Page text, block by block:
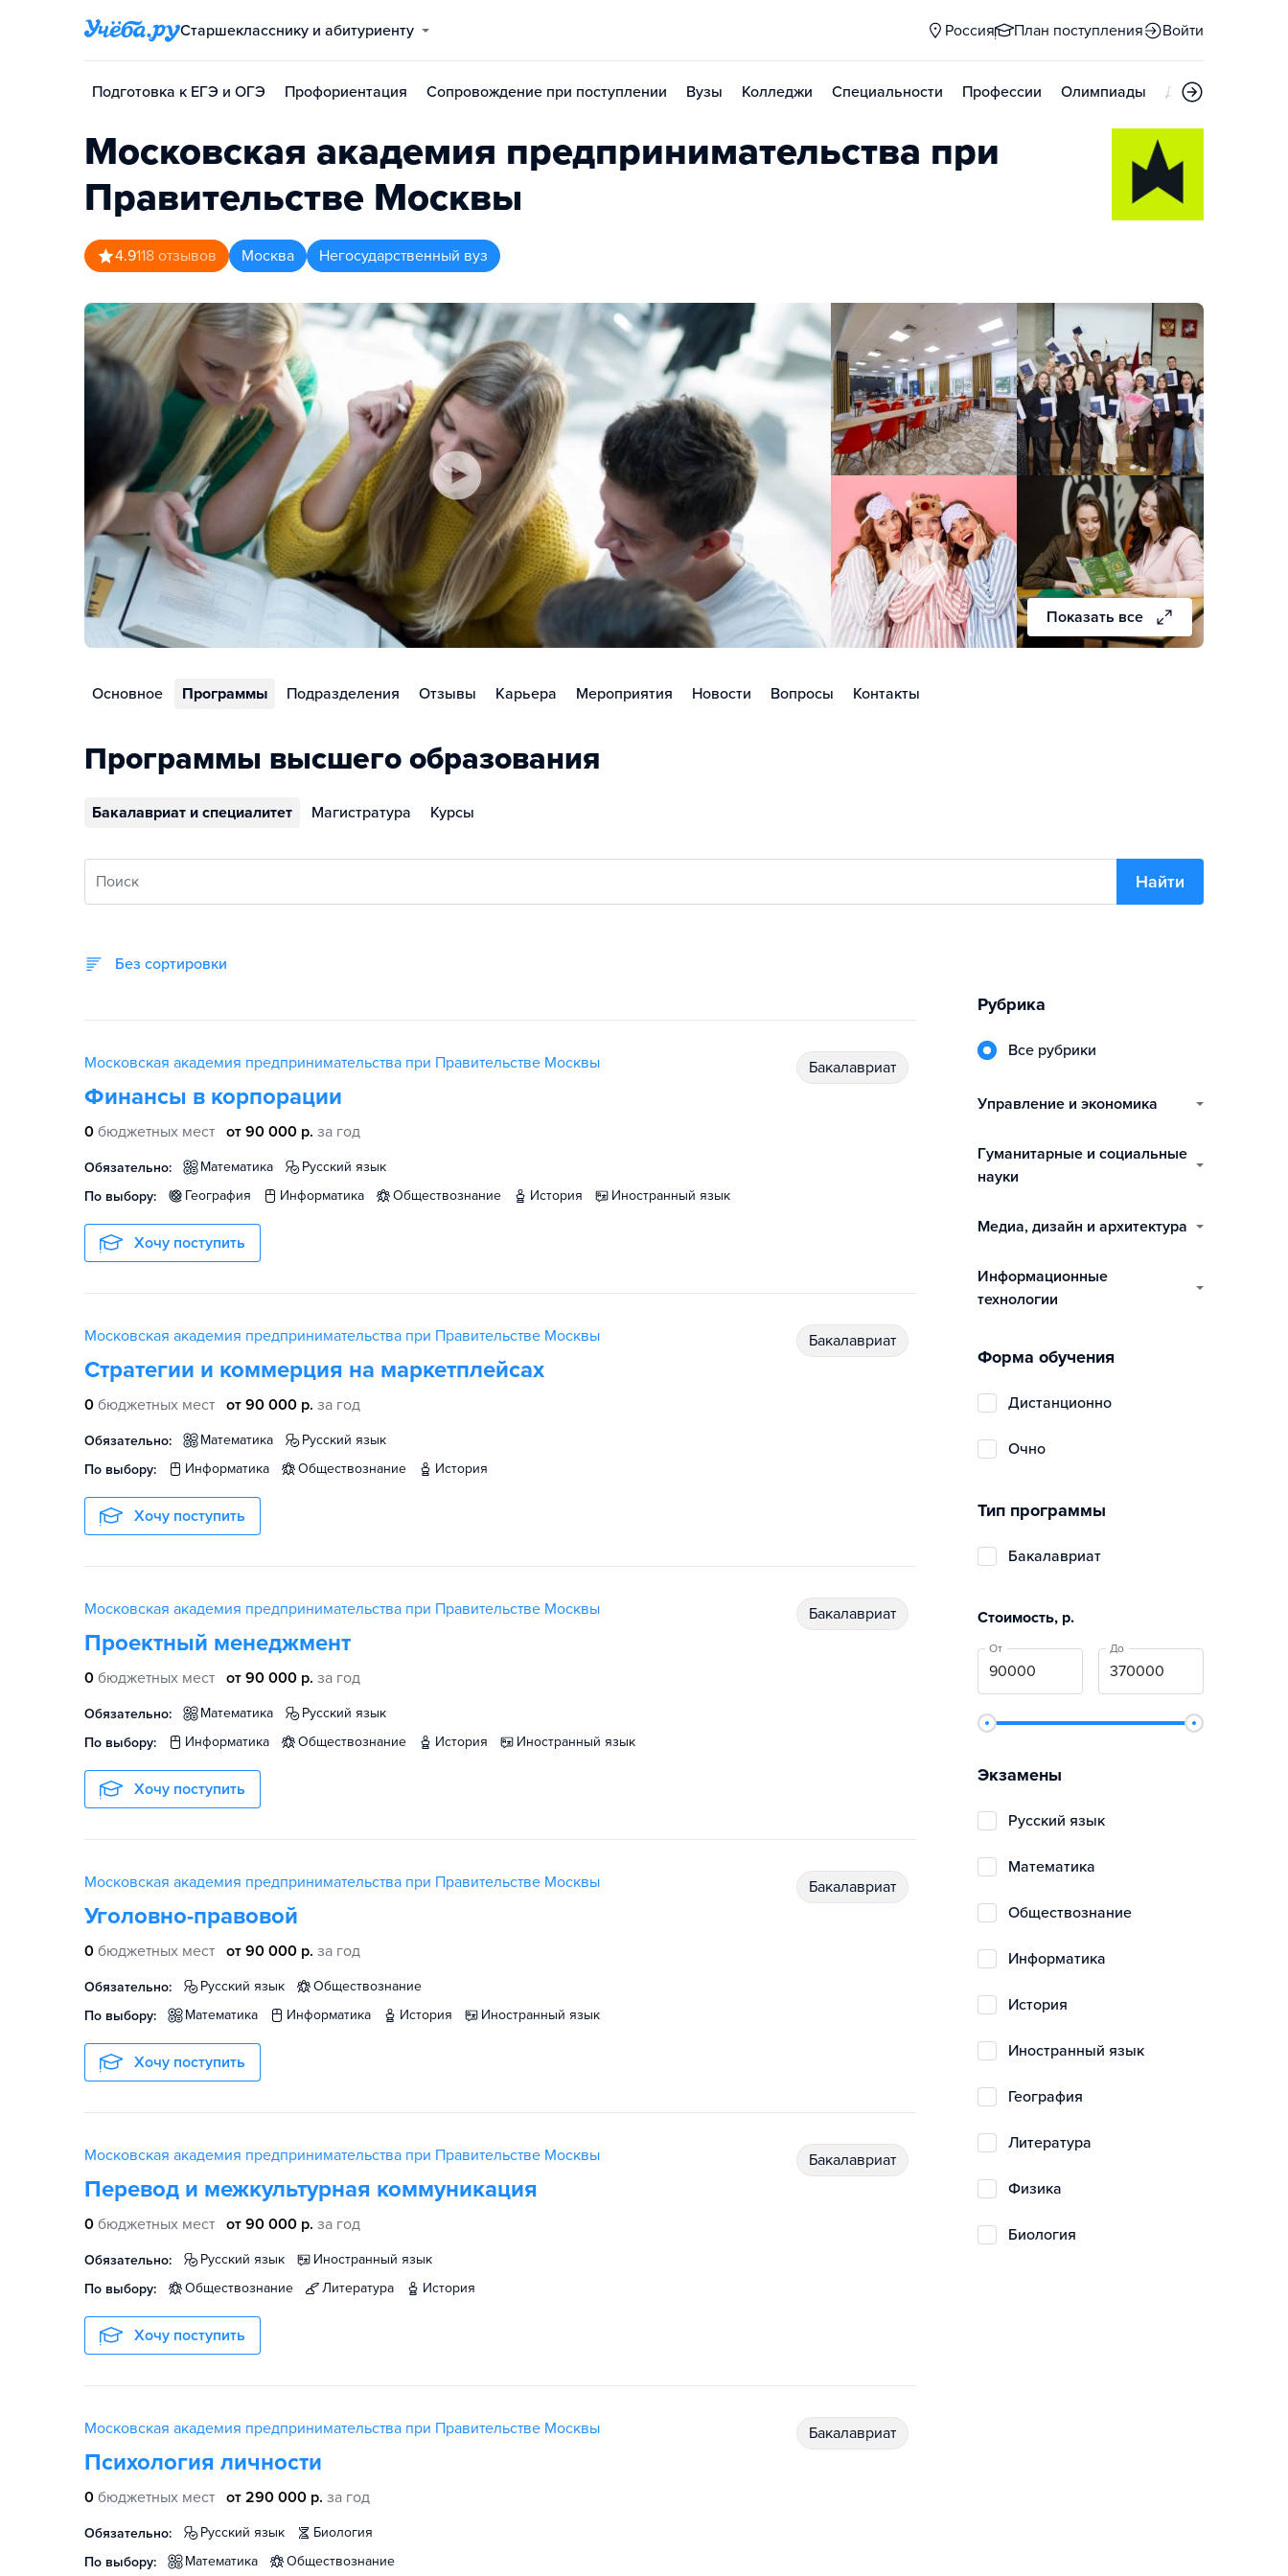
Старшекласснику и абитуриенту Россия План поступления Войти
Подготовка к ЕГЭ и ОГЭ Профориентация Сопровождение при поступлении Вузы Колледжи Специальности Профессии Олимпиады Дни открытых
Московская академия предпринимательства при
Правительстве Москвы
4.9118 отзывов Москва Негосударственный вуз
Показать все
Основное Программы Подразделения Отзывы Карьера Мероприятия Новости Вопросы Контакты
Программы высшего образования
Бакалавриат и специалитет Магистратура Курсы
Поиск Найти
Без сортировки
Московская академия предпринимательства при Правительстве Москвы
Финансы в корпорации
0 бюджетных мест от 90 000 р. за год
Обязательно: математика
русский язык
По выбору:
география информатика обществознание история иностранный язык
Хочу поступить
бакалавриат
Московская академия предпринимательства при Правительстве Москвы
Стратегии и коммерция на маркетплейсах
0 бюджетных мест от 90 000 р. за год
Обязательно: математика
русский язык
По выбору:
информатика обществознание история
Хочу поступить
бакалавриат
Московская академия предпринимательства при Правительстве Москвы
Проектный менеджмент
0 бюджетных мест от 90 000 р. за год
Обязательно: математика
русский язык
По выбору:
информатика обществознание история иностранный язык
Хочу поступить
бакалавриат
Московская академия предпринимательства при Правительстве Москвы
Уголовно-правовой
0 бюджетных мест от 90 000 р. за год
Обязательно: русский язык
обществознание
По выбору:
математика информатика история иностранный язык
Хочу поступить
бакалавриат
Московская академия предпринимательства при Правительстве Москвы
Перевод и межкультурная коммуникация
0 бюджетных мест от 90 000 р. за год
Обязательно: русский язык
иностранный язык
По выбору:
обществознание литература история
Хочу поступить
бакалавриат
Московская академия предпринимательства при Правительстве Москвы
Психология личности
0 бюджетных мест от 290 000 р. за год
Обязательно: русский язык
биология
По выбору:
математика обществознание
бакалавриат
Рубрика
Все рубрики
управление и экономика
гуманитарные и социальные
науки
медиа, дизайн и архитектура
информационные
технологии
Форма обучения
дистанционно
очно
Тип программы
бакалавриат
Стоимость, р.
От До
Экзамены
русский язык
математика
обществознание
информатика
история
иностранный язык
география
литература
физика
биология